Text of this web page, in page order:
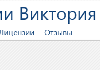
Виктория
Отзывы